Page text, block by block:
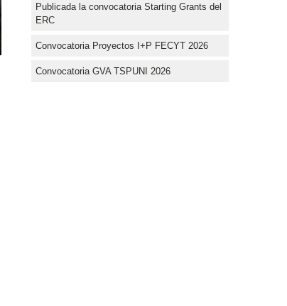
Publicada la convocatoria Starting Grants del
ERC
Convocatoria Proyectos I+P FECYT 2026
Convocatoria GVA TSPUNI 2026